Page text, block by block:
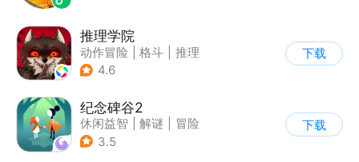
推理学院
动作冒险 格斗
推理
| 狼人杀
4.6
下载
纪念碑谷2
休闲益智 解谜
冒险
| 清新
3.5
下载